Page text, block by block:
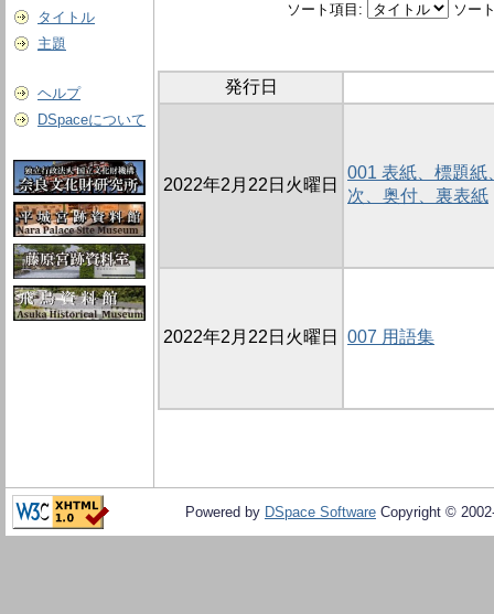
タイトル
主題
ヘルプ
DSpaceについて
ソート項目: ソー
発行日
2022年2月22日火曜日
001 表紙、標題紙
次、奥付、裏表紙
2022年2月22日火曜日 007 用語集
Powered by DSpace Software Copyright ©